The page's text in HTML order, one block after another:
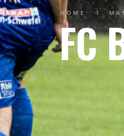
HOME 1.
FC